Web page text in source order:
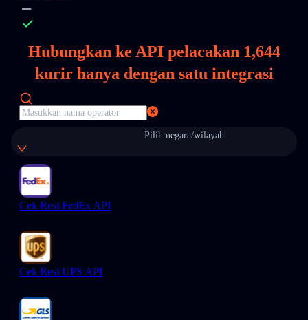
Hubungkan ke API pelacakan 1,644
kurir hanya dengan satu integrasi
Pilih negara/wilayah
Cek Resi FedEx API
Cek Resi UPS API